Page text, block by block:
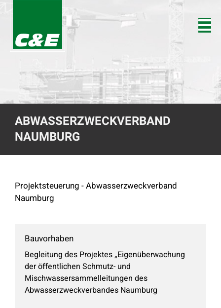
ABWASSERZWECKVERBAND
NAUMBURG
Projektsteuerung - Abwasserzweckverband
Naumburg
Bauvorhaben
Begleitung des Projektes „Eigenüberwachung
der öffentlichen Schmutz- und
Mischwassersammelleitungen des
Abwasserzweckverbandes Naumburg